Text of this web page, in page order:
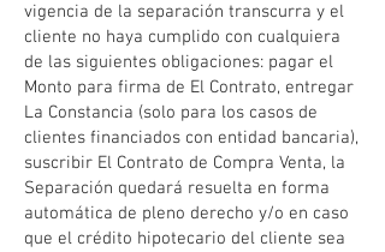
vigencia de la separación transcurra y el
cliente no haya cumplido con cualquiera
de las siguientes obligaciones: pagar el
Monto para firma de El Contrato, entregar
La Constancia (solo para los casos de
clientes financiados con entidad bancaria),
suscribir El Contrato de Compra Venta, la
Separación quedará resuelta en forma
automática de pleno derecho y/o en caso
que el crédito hipotecario del cliente sea